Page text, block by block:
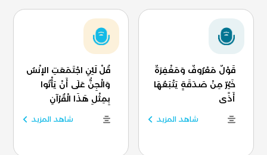
قَوْلٌ مَعْرُوفٌ وَمَغْفِرَةٌ
خَيْرٌ مِنْ صَدَقَةٍ يَتْبَعُهَا
أَذًى
شاهد المزيد
قُلْ لَئِنِ اجْتَمَعَتِ الإنْسُ
وَالْجِنُّ عَلَى أَنْ يَأْتُوا
بِمِثْلِ هَذَا الْقُرْآنِ
شاهد المزيد